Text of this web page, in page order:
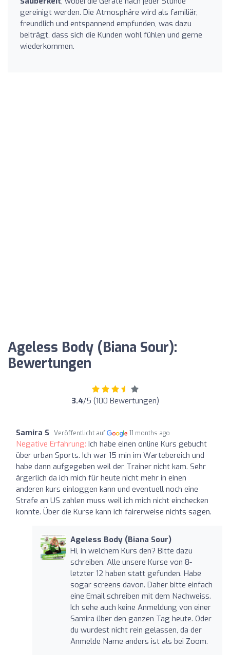
gereinigt werden. Die Atmosphäre wird als familiär,
freundlich und entspannend empfunden, was dazu
beiträgt, dass sich die Kunden wohl fühlen und gerne
wiederkommen.
Ageless Body (Biana Sour):
Bewertungen
3.4/5 (100 Bewertungen)
Samira S Veröffentlicht auf 11 months ago
Negative Erfahrung: Ich habe einen online Kurs gebucht
über urban Sports. Ich war 15 min im Wartebereich und
habe dann aufgegeben weil der Trainer nicht kam. Sehr
ärgerlich da ich mich für heute nicht mehr in einen
anderen kurs einloggen kann und eventuell noch eine
Strafe an US zahlen muss weil ich mich nicht einchecken
konnte. Über die Kurse kann ich fairerweise nichts sagen.
Ageless Body (Biana Sour)
Hi, in welchem Kurs den? Bitte dazu
schreiben. Alle unsere Kurse von 8-
letzter 12 haben statt gefunden. Habe
sogar screens davon. Daher bitte einfach
eine Email schreiben mit dem Nachweiss.
Ich sehe auch keine Anmeldung von einer
Samira über den ganzen Tag heute. Oder
du wurdest nicht rein gelassen, da der
Anmelde Name anders ist als bei Zoom.